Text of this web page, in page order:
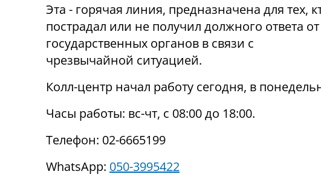
Эта - горячая линия, предназначена для тех,
пострадал или не получил должного ответа от
государственных органов в связи с
чрезвычайной ситуацией.
Колл-центр начал работу сегодня, в
Часы работы: вс-чт, с 08:00 до 18:00.
Телефон: 02-6665199
WhatsApp: 050-3995422